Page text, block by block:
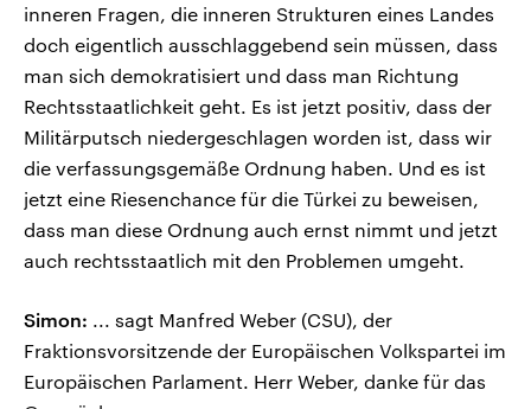
inneren Fragen, die inneren Strukturen eines Landes
doch eigentlich ausschlaggebend sein müssen, dass
man sich demokratisiert und dass man Richtung
Rechtsstaatlichkeit geht. Es ist jetzt positiv, dass der
Militärputsch niedergeschlagen worden ist, dass wir
die verfassungsgemäße Ordnung haben. Und es ist
jetzt eine Riesenchance für die Türkei zu beweisen,
dass man diese Ordnung auch ernst nimmt und jetzt
auch rechtsstaatlich mit den Problemen umgeht.
Simon: ... sagt Manfred Weber (CSU), der
Fraktionsvorsitzende der Europäischen Volkspartei im
Europäischen Parlament. Herr Weber, danke für das